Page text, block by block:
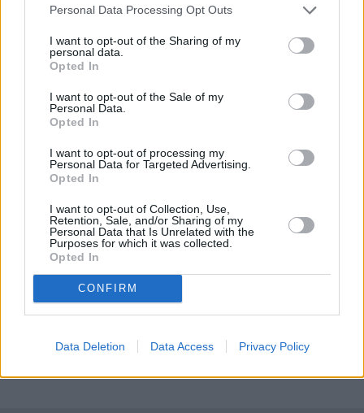
Personal Data Processing Opt Outs
I want to opt-out of the Sharing of my
personal data.
Opted In
I want to opt-out of the Sale of my
Personal Data.
Opted In
I want to opt-out of processing my
Personal Data for Targeted Advertising.
Opted In
I want to opt-out of Collection, Use,
Retention, Sale, and/or Sharing of my
Personal Data that Is Unrelated with the
Purposes for which it was collected.
Opted In
CONFIRM
Data Deletion Data Access Privacy Policy
E-izdevumu arhīvs
MEKLĒT
SKATĪT ŽURNĀLA ARHĪVU